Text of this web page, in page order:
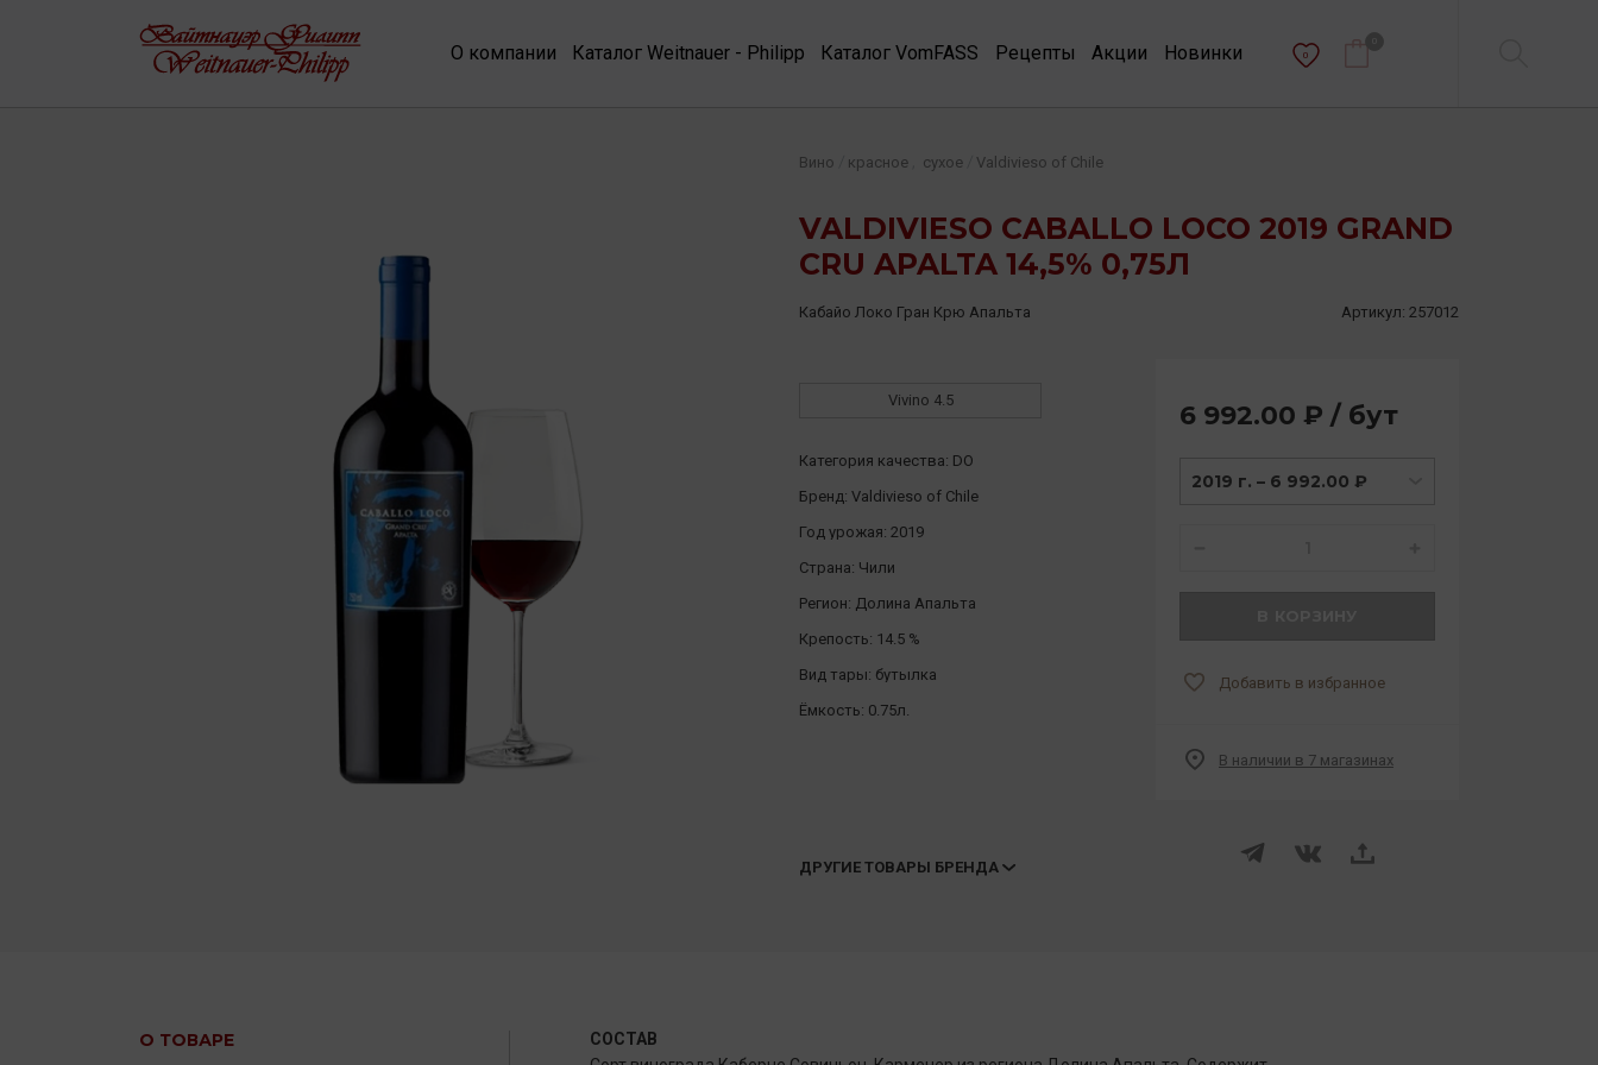
О компании Каталог Weitnauer - Philipp Каталог VomFASS Рецепты Акции Новинки 0
VALDIVIESO CABALLO LOCO 2019 GRAND
CRU APALTA 14,5% 0,75Л
Вино красное сухое Valdivieso of Chile
Кабайо Локо Гран Крю Апальта Артикул: 257012
Vivino 4.5
Категория качества: DO
Бренд: Valdivieso of Chile
Год урожая: 2019
Страна: Чили
Регион: Долина Апальта
Крепость: 14.5 %
Вид тары: бутылка
Ёмкость: 0.75л.
ДРУГИЕ ТОВАРЫ БРЕНДА
6 992.00 ₽ / бут
2019 г. – 6 992.00 ₽
Добавить в избранное
В наличии в 7 магазинах
О ТОВАРЕ
СОСТАВ